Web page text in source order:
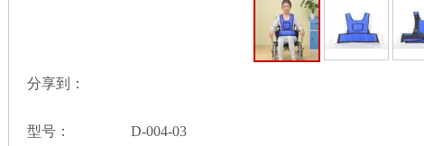
分享到：
型号：
D-004-03